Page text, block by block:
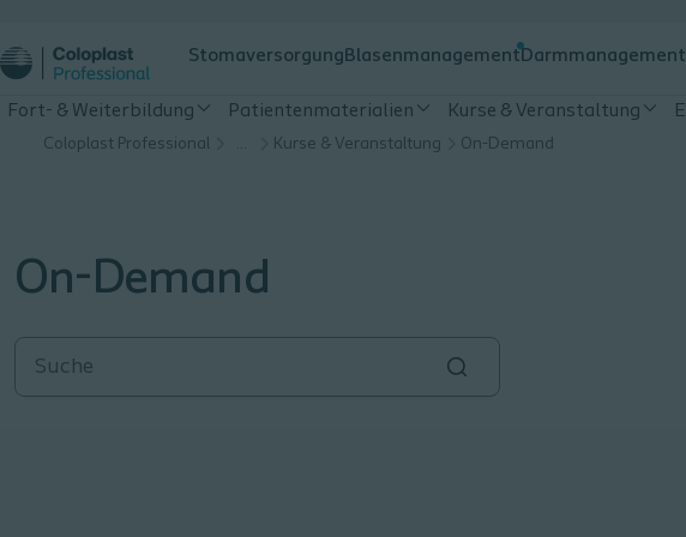
Stomaversorgung Blasenmanagement Darmmanagement
Fort- & Weiterbildung Patientenmaterialien Kurse & Veranstaltung
Coloplast Professional … Kurse & Veranstaltung On-Demand
On-Demand